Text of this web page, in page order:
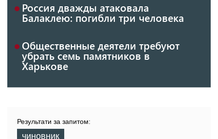
Россия дважды атаковала
Балаклею: погибли три человека
Общественные деятели требуют
убрать семь памятников в
Харькове
Результати за запитом:
чиновник